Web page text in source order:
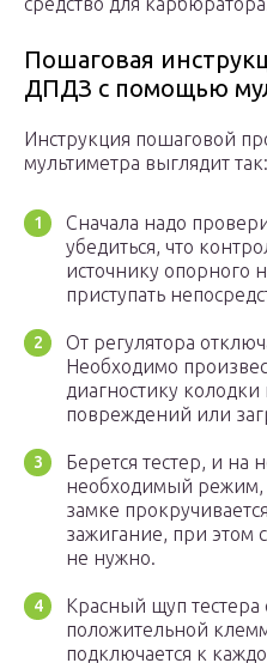
Пошаговая
ДПДЗ с помощью
Инструкция пошаговой
мультиметра выглядит так:
Сначала надо
убедиться, что
источнику опорного
приступать
От регулятора
Необходимо
диагностику
повреждений или
Берется тестер, и на
необходимый
замке
зажигание, при этом
не нужно.
Красный щуп тестера
положительной
подключается к